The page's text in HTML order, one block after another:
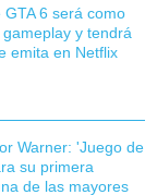
GTA 6 será como
y tendrá
emita en Netflix
Warner: 'Juego de
su primera
de las mayores